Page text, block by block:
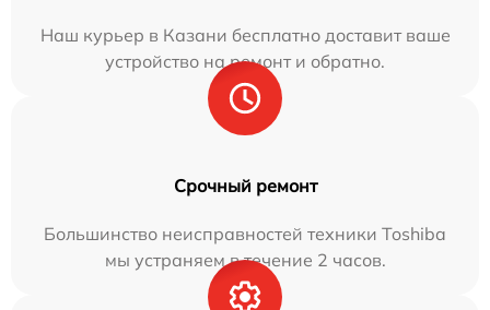
Наш курьер в Казани бесплатно доставит ваше
устройство на ремонт и обратно.
Срочный ремонт
Большинство неисправностей техники Toshiba
мы устраняем в течение 2 часов.